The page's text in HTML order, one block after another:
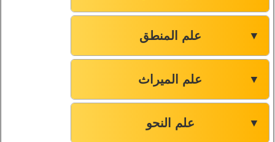
علم المنطق ▼
علم المیراث ▼
علم النحو ▼